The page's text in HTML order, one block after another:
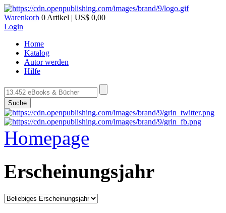
Warenkorb 0 Artikel | US$ 0,00
Login
Home
Katalog
Autor werden
Hilfe
Suche
Homepage
Erscheinungsjahr